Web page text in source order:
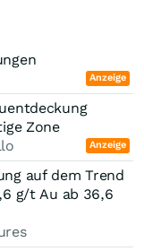
Anzeige
Zone
Anzeige
auf dem Trend
g/t Au ab 36,6